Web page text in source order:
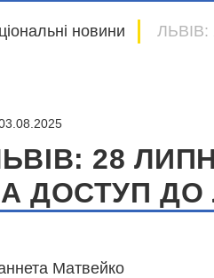
новини
28
ДОСТУП ДО
Матвейко